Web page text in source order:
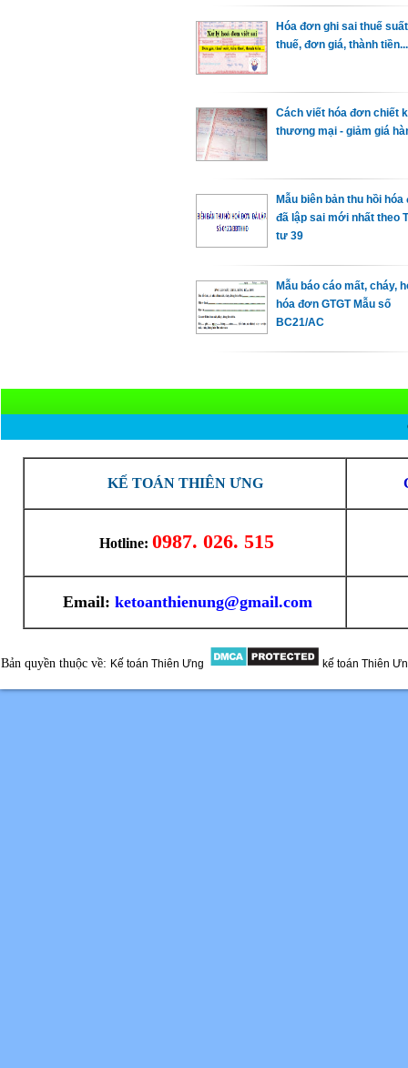
Hóa đơn ghi sai thuế
thuế, đơn giá, thành tiền...
Cách viết hóa đơn chiết
thương mại - giảm giá
Mẫu biên bản thu hồi hóa
đã lập sai mới nhất theo
tư 39
Mẫu báo cáo mất, cháy,
hóa đơn GTGT Mẫu số
BC21/AC
KẾ TOÁN THIÊN ƯNG
Hotline: 0987. 026. 515
Email: ketoanthienung@gmail.com
Bản quyền thuộc về: Kế toán Thiên Ưng kế toán Thiên